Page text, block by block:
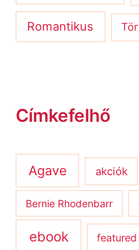
Romantikus
Címkefelhő
Agave akciók
Bernie Rhodenbarr
ebook featured